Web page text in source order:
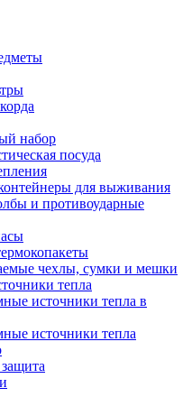
набор
посуда
для выживания
и противоударные
чехлы, сумки и мешки
тепла
источники тепла в
источники тепла